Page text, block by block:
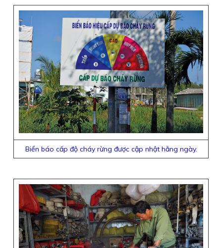
Biển báo cấp độ cháy rừng được cập nhật hằng ngày.